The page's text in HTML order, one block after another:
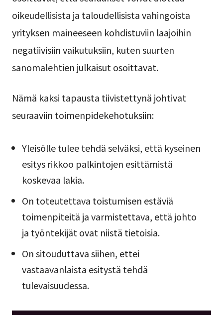
oikeudellisista ja taloudellisista vahingoista
yrityksen maineeseen kohdistuviin laajoihin
negatiivisiin vaikutuksiin, kuten suurten
sanomalehtien julkaisut osoittavat.
Nämä kaksi tapausta tiivistettynä johtivat
seuraaviin toimenpidekehotuksiin:
Yleisölle tulee tehdä selväksi, että kyseinen
esitys rikkoo palkintojen esittämistä
koskevaa lakia.
On toteutettava toistumisen estäviä
toimenpiteitä ja varmistettava, että johto
ja työntekijät ovat niistä tietoisia.
On sitouduttava siihen, ettei
vastaavanlaista esitystä tehdä
tulevaisuudessa.